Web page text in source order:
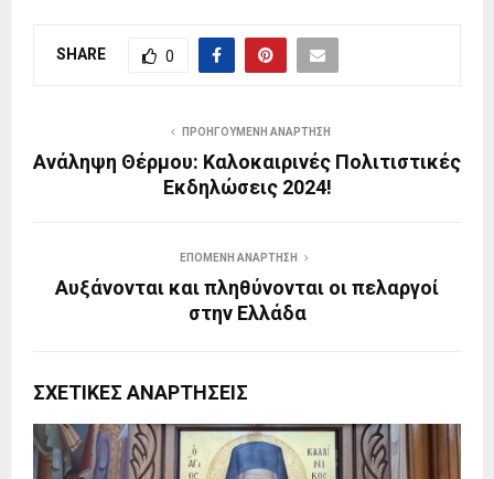
SHARE 0
ΠΡΟΗΓΟΎΜΕΝΗ ΑΝΆΡΤΗΣΗ
Ανάληψη Θέρμου: Καλοκαιρινές Πολιτιστικές
Εκδηλώσεις 2024!
ΕΠΌΜΕΝΗ ΑΝΆΡΤΗΣΗ
Αυξάνονται και πληθύνονται οι πελαργοί
στην Ελλάδα
ΣΧΕΤΙΚΈΣ ΑΝΑΡΤΉΣΕΙΣ